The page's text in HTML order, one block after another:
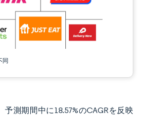
同
測期間中に18.57%のCAGRを反映